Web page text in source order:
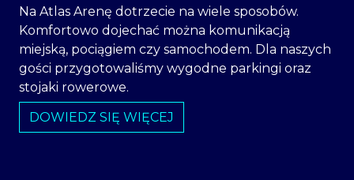
Na Atlas Arenę dotrzecie na wiele sposobów.
Komfortowo dojechać można komunikacją
miejską, pociągiem czy samochodem. Dla naszych
gości przygotowaliśmy wygodne parkingi oraz
stojaki rowerowe.
DOWIEDZ SIĘ WIĘCEJ